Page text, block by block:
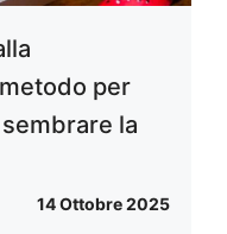
per
la
14 Ottobre 2025